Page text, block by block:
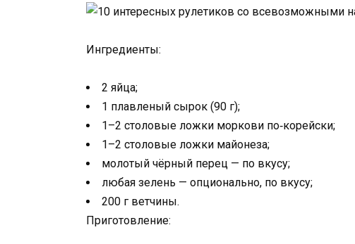
Ингредиенты:
2 яйца;
1 плавленый сырок (90 г);
1–2 столовые ложки моркови по‑корейски;
1–2 столовые ложки майонеза;
молотый чёрный перец — по вкусу;
любая зелень — опционально, по вкусу;
200 г ветчины.
Приготовление: